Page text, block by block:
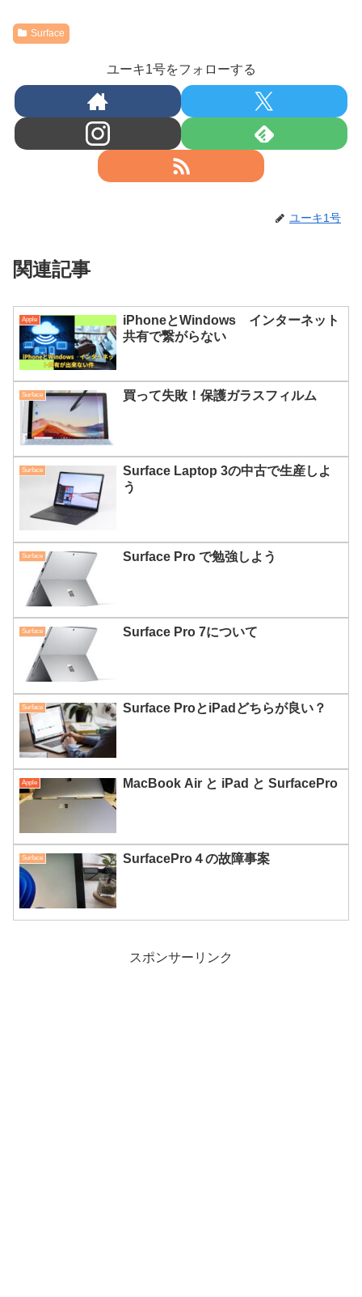
Surface
ユーキ1号をフォローする
ユーキ1号
関連記事
Apple
iPhoneとWindows インターネット
共有で繋がらない
Surface 買って失敗！保護ガラスフィルム
Surface
Surface Laptop 3の中古で生産しよ
う
Surface Surface Pro で勉強しよう
Surface Surface Pro 7について
Surface Surface ProとiPadどちらが良い？
Apple MacBook Air と iPad と SurfacePro
Surface SurfacePro４の故障事案
スポンサーリンク